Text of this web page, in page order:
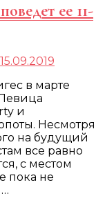
ее 11-
15.09.2019
в марте
и
Несмотря
на будущий
все равно
с местом
пока не